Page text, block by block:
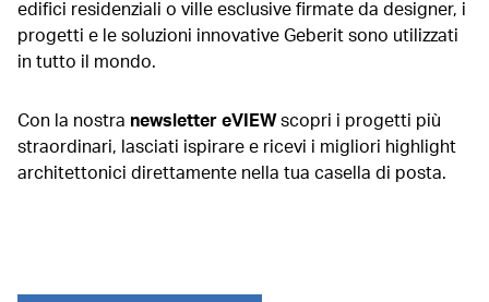
edifici residenziali o ville esclusive firmate da designer, i
progetti e le soluzioni innovative Geberit sono utilizzati
in tutto il mondo.
Con la nostra newsletter eVIEWscopri i progetti più
straordinari, lasciati ispirare e ricevi i migliori highlight
architettonici direttamente nella tua casella di posta.